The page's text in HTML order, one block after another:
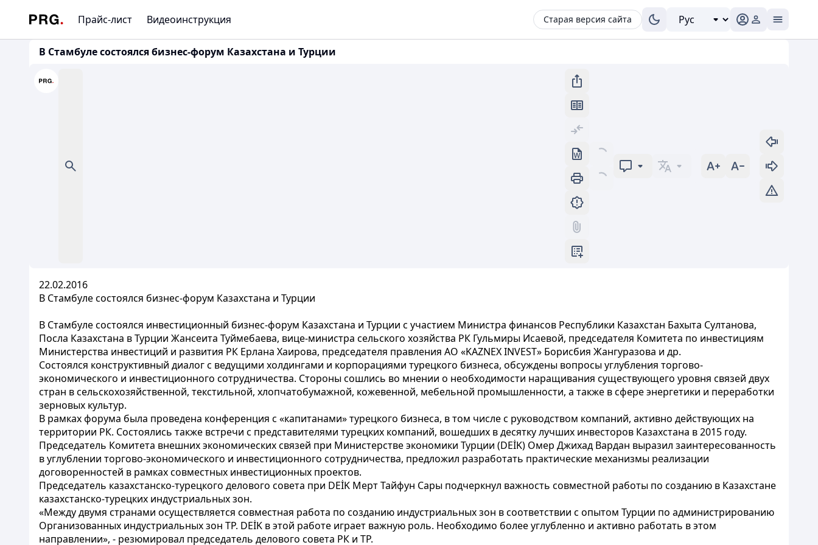
Прайс-лист Видеоинструкция Старая версия сайта
В Стамбуле состоялся бизнес-форум Казахстана и Турции
22.02.2016
В Стамбуле состоялся бизнес-форум Казахстана и Турции
В Стамбуле состоялся инвестиционный бизнес-форум Казахстана и Турции с участием Министра финансов Республики Казахстан Бахыта Султанова,
Посла Казахстана в Турции Жансеита Туймебаева, вице-министра сельского хозяйства РК Гульмиры Исаевой, председателя Комитета по инвестициям
Министерства инвестиций и развития РК Ерлана Хаирова, председателя правления АО «KAZNEX INVEST» Борисбия Жангуразова и др.
Состоялся конструктивный диалог с ведущими холдингами и корпорациями турецкого бизнеса, обсуждены вопросы углубления торгово-
экономического и инвестиционного сотрудничества. Стороны сошлись во мнении о необходимости наращивания существующего уровня связей двух
стран в сельскохозяйственной, текстильной, хлопчатобумажной, кожевенной, мебельной промышленности, а также в сфере энергетики и переработки
зерновых культур.
В рамках форума была проведена конференция с «капитанами» турецкого бизнеса, в том числе с руководством компаний, активно действующих на
территории РК. Состоялись также встречи с представителями турецких компаний, вошедших в десятку лучших инвесторов Казахстана в 2015 году.
Председатель Комитета внешних экономических связей при Министерстве экономики Турции (DEİK) Омер Джихад Вардан выразил заинтересованность
в углублении торгово-экономического и инвестиционного сотрудничества, предложил разработать практические механизмы реализации
договоренностей в рамках совместных инвестиционных проектов.
Председатель казахстанско-турецкого делового совета при DEİK Мерт Тайфун Сары подчеркнул важность совместной работы по созданию в Казахстане
казахстанско-турецких индустриальных зон.
«Между двумя странами осуществляется совместная работа по созданию индустриальных зон в соответствии с опытом Турции по администрированию
Организованных индустриальных зон ТР. DEİK в этой работе играет важную роль. Необходимо более углубленно и активно работать в этом
направлении», - резюмировал председатель делового совета РК и ТР.